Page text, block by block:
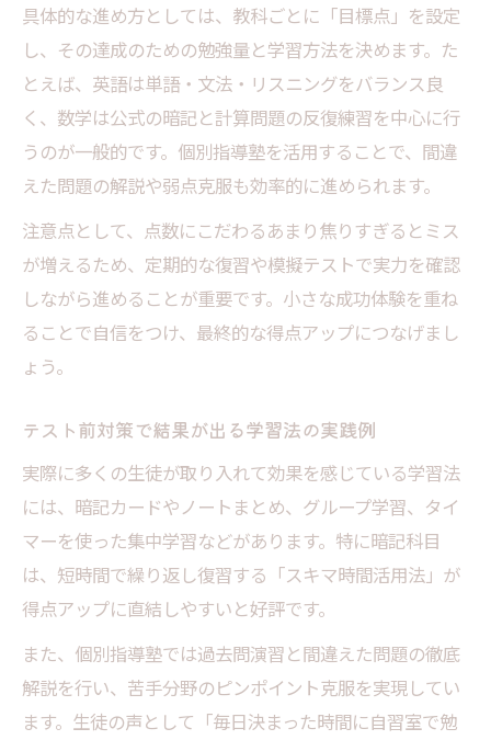
具体的な進め方としては、教科ごとに「目標点」を設定
し、その達成のための勉強量と学習方法を決めます。た
とえば、英語は単語・文法・リスニングをバランス良
く、数学は公式の暗記と計算問題の反復練習を中心に行
うのが一般的です。個別指導塾を活用することで、間違
えた問題の解説や弱点克服も効率的に進められます。
注意点として、点数にこだわるあまり焦りすぎるとミス
が増えるため、定期的な復習や模擬テストで実力を確認
しながら進めることが重要です。小さな成功体験を重ね
ることで自信をつけ、最終的な得点アップにつなげまし
ょう。
テスト前対策で結果が出る学習法の実践例
実際に多くの生徒が取り入れて効果を感じている学習法
には、暗記カードやノートまとめ、グループ学習、タイ
マーを使った集中学習などがあります。特に暗記科目
は、短時間で繰り返し復習する「スキマ時間活用法」が
得点アップに直結しやすいと好評です。
また、個別指導塾では過去問演習と間違えた問題の徹底
解説を行い、苦手分野のピンポイント克服を実現してい
ます。生徒の声として「毎日決まった時間に自習室で勉